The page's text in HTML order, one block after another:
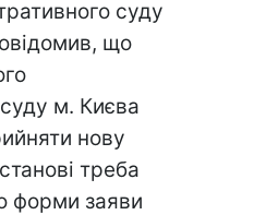
суду
що
м. Києва
нову
треба
форми заяви